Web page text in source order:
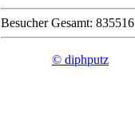
Besucher Gesamt: 835516
© diphputz